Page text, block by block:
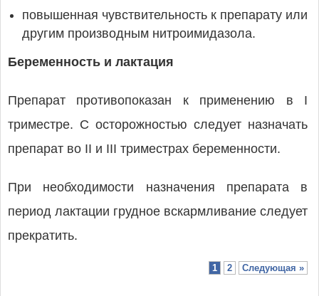
повышенная чувствительность к препарату или
другим производным нитроимидазола.
Беременность и лактация
Препарат противопоказан к применению в I
триместре. С осторожностью следует назначать
препарат во II и III триместрах беременности.
При необходимости назначения препарата в
период лактации грудное вскармливание следует
прекратить.
1 2 Следующая »